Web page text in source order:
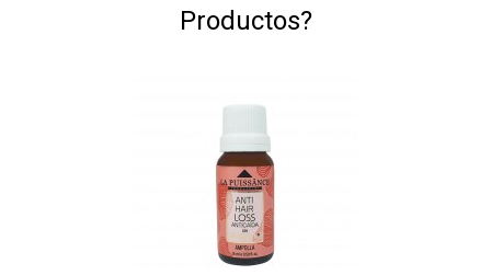
Productos?